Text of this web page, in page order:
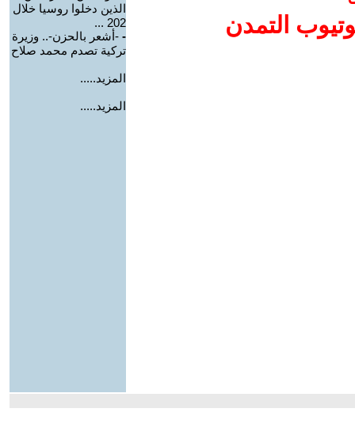
التمدن
الذين دخلوا روسيا خلال
202 ...
- -أشعر بالحزن-.. وزيرة
تركية تصدم محمد صلاح
المزيد.....
المزيد.....